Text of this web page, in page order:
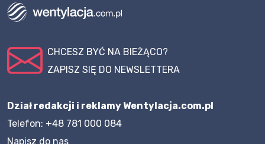
CHCESZ BYĆ NA BIEŻĄCO?
ZAPISZ SIĘ DO NEWSLETTERA
Dział redakcji i reklamy Wentylacja.com.pl
Telefon: +48 781 000 084
Napisz do nas